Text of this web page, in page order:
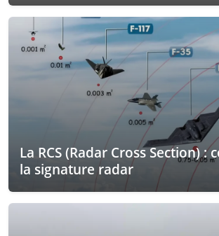
La RCS (Radar Cross Section) :
la signature radar